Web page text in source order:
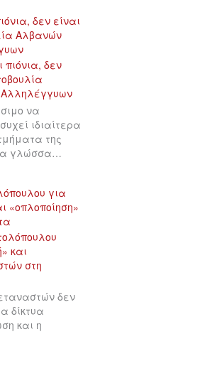
δεν είναι
Αλβανών
να
ιδιαίτερα
της
γλώσσα…
για
«οπλοποίηση»
δεν
δίκτυα
και η